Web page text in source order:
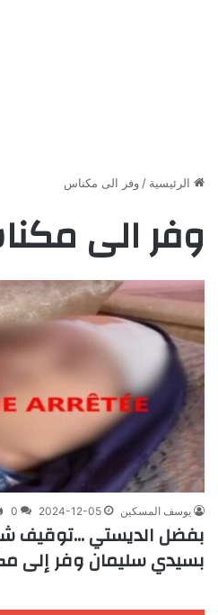
الرئيسية / وفر الى مكناس
وفر الى
يوسف المسكين 2024-12-05
0
بفضل الديستي
بسيدي سليمان وفر إلى